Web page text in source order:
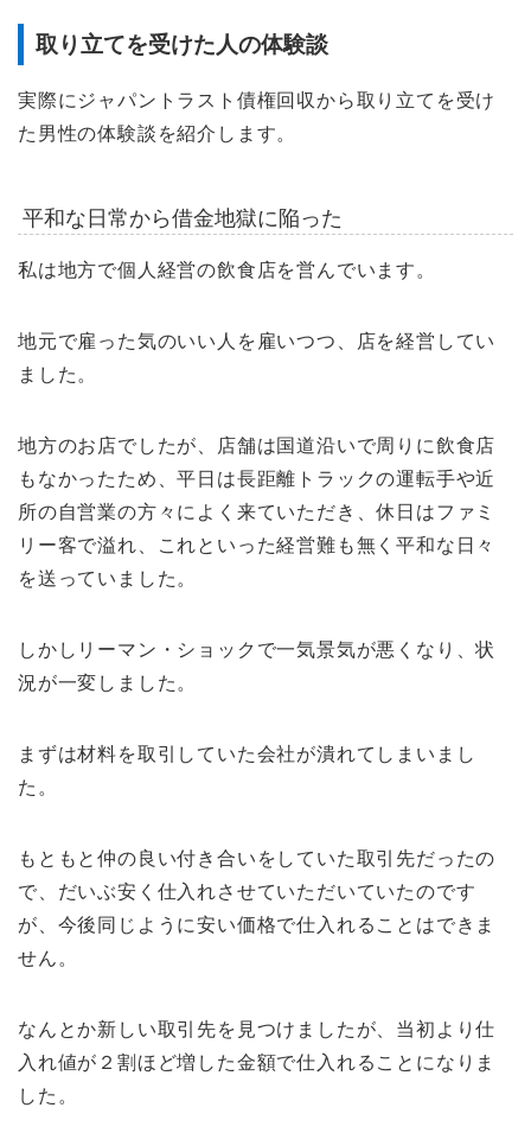
取り立てを受けた人の体験談
実際にジャパントラスト債権回収から取り立てを受け
た男性の体験談を紹介します。
平和な日常から借金地獄に陥った
私は地方で個人経営の飲食店を営んでいます。
地元で雇った気のいい人を雇いつつ、店を経営してい
ました。
地方のお店でしたが、店舗は国道沿いで周りに飲食店
もなかったため、平日は長距離トラックの運転手や近
所の自営業の方々によく来ていただき、休日はファミ
リー客で溢れ、これといった経営難も無く平和な日々
を送っていました。
しかしリーマン・ショックで一気景気が悪くなり、状
況が一変しました。
まずは材料を取引していた会社が潰れてしまいまし
た。
もともと仲の良い付き合いをしていた取引先だったの
で、だいぶ安く仕入れさせていただいていたのです
が、今後同じように安い価格で仕入れることはできま
せん。
なんとか新しい取引先を見つけましたが、当初より仕
入れ値が２割ほど増した金額で仕入れることになりま
した。